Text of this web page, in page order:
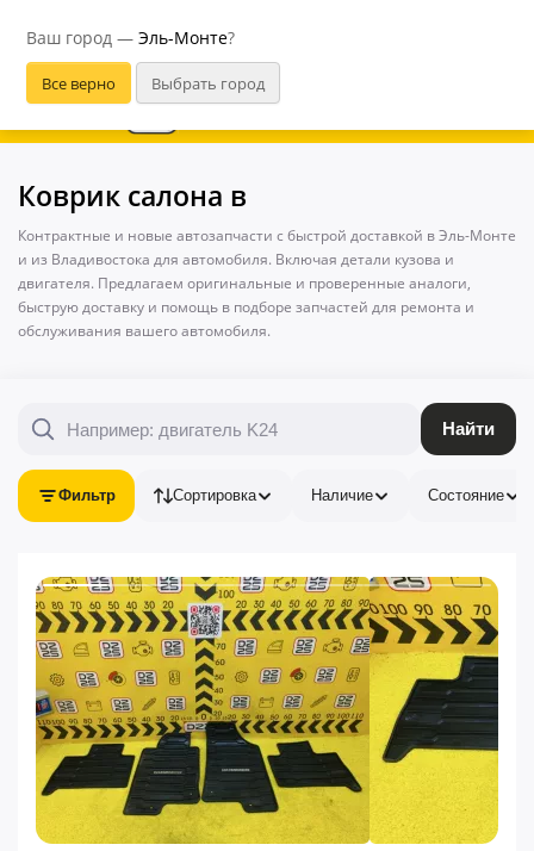
Ваш город — Эль-Монте?
В приложении удобнее
Коврик салона в
Контрактные и новые автозапчасти с быстрой доставкой в Эль-Монте
и из Владивостока для автомобиля. Включая детали кузова и
двигателя. Предлагаем оригинальные и проверенные аналоги,
быструю доставку и помощь в подборе запчастей для ремонта и
обслуживания вашего автомобиля.
Найти
Фильтр Сортировка Наличие Состояние